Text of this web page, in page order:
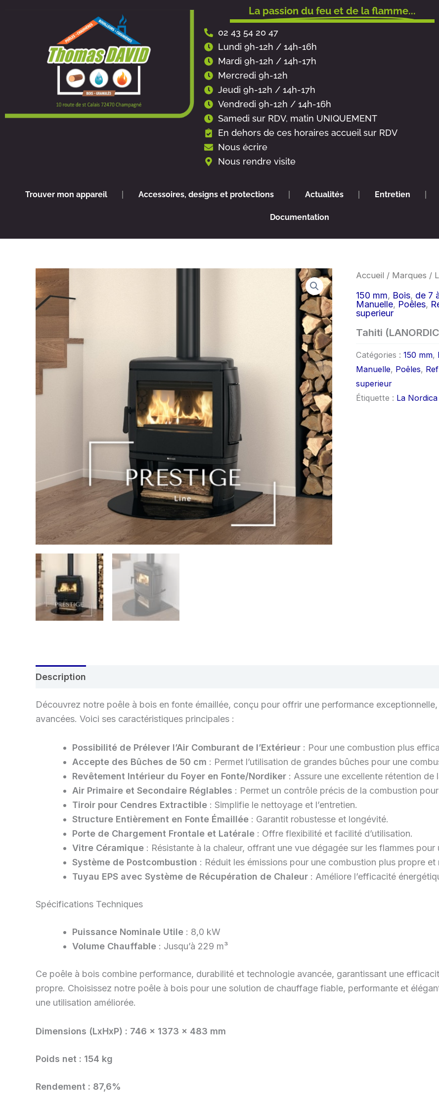
La passion du feu et de la flamme...
02 43 54 20 47
Lundi 9h-12h / 14h-16h
Mardi 9h-12h / 14h-17h
Mercredi 9h-12h
Jeudi 9h-12h / 14h-17h
Vendredi 9h-12h / 14h-16h
Samedi sur RDV, matin UNIQUEMENT
En dehors de ces horaires accueil sur RDV
Nous écrire
Nous rendre visite
Trouver mon appareil Accessoires, designs et protections Actualités Entretien
Documentation
Accueil / Marques /
150 mm, Bois, de 7
Manuelle, Poêles,
superieur
Tahiti
Catégories : 150 mm,
Manuelle, Poêles,
superieur
Étiquette : La Nordica
Description
Découvrez notre poêle à bois en fonte émaillée, conçu pour offrir une performance
avancées. Voici ses caractéristiques principales :
Possibilité de Prélever l’Air Comburant de l’Extérieur : Pour une combustion plus
Accepte des Bûches de 50 cm : Permet l’utilisation de grandes bûches pour une
Revêtement Intérieur du Foyer en Fonte/Nordiker : Assure une excellente rétention de
Air Primaire et Secondaire Réglables : Permet un contrôle précis de la combustion
Tiroir pour Cendres Extractible : Simplifie le nettoyage et l’entretien.
Structure Entièrement en Fonte Émaillée : Garantit robustesse et longévité.
Porte de Chargement Frontale et Latérale : Offre flexibilité et facilité d’utilisation.
Vitre Céramique : Résistante à la chaleur, offrant une vue dégagée sur les flammes pour
Système de Postcombustion : Réduit les émissions pour une combustion plus propre et
Tuyau EPS avec Système de Récupération de Chaleur : Améliore l’efficacité
Spécifications Techniques
Puissance Nominale Utile : 8,0 kW
Volume Chauffable : Jusqu’à 229 m³
Ce poêle à bois combine performance, durabilité et technologie avancée, garantissant une
propre. Choisissez notre poêle à bois pour une solution de chauffage fiable, performante et
une utilisation améliorée.
Dimensions (LxHxP) : 746 x 1373 x 483 mm
Poids net : 154 kg
Rendement : 87,6%